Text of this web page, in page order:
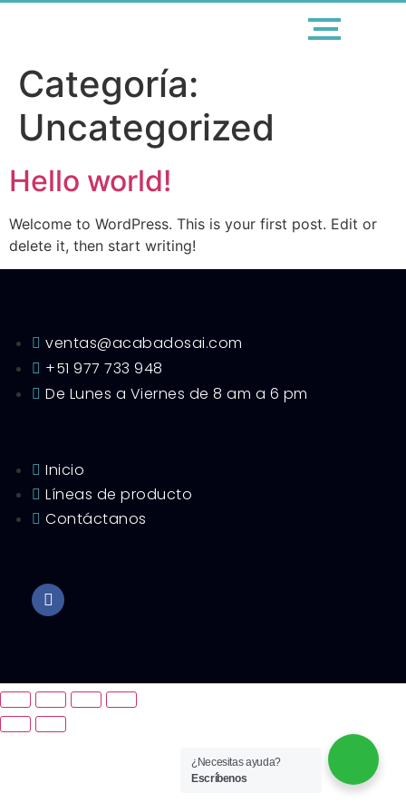
Categoría:
Uncategorized
Hello world!
Welcome to WordPress. This is your first post. Edit or
delete it, then start writing!
ventas@acabadosai.com
+51 977 733 948
De Lunes a Viernes de 8 am a 6 pm
Inicio
Líneas de producto
Contáctanos
¿Necesitas ayuda?
Escríbenos